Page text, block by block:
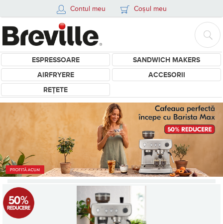
Contul meu Coșul meu
ESPRESSOARE
SANDWICH MAKERS
AIRFRYERE
ACCESORII
REȚETE
PROMOTIE BREVILLE